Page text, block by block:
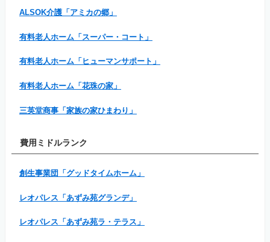
ALSOK介護「アミカの郷」
有料老人ホーム「スーパー・コート」
有料老人ホーム「ヒューマンサポート」
有料老人ホーム「花珠の家」
三英堂商事「家族の家ひまわり」
費用ミドルランク
創生事業団「グッドタイムホーム」
レオパレス「あずみ苑グランデ」
レオパレス「あずみ苑ラ・テラス」